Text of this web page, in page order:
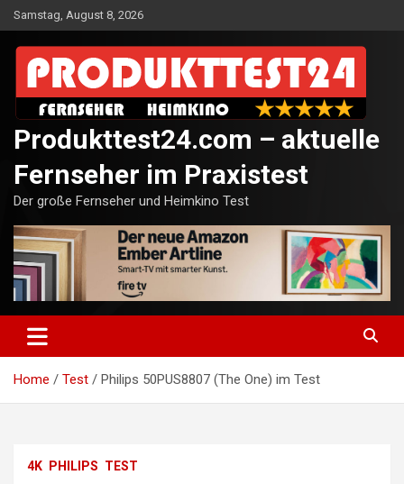
Skip
to
content
Samstag, August 8, 2026
Produkttest24.com – aktuelle
Fernseher im Praxistest
Der große Fernseher und Heimkino Test
Home Test Philips 50PUS8807 (The One) im Test
4K PHILIPS TEST